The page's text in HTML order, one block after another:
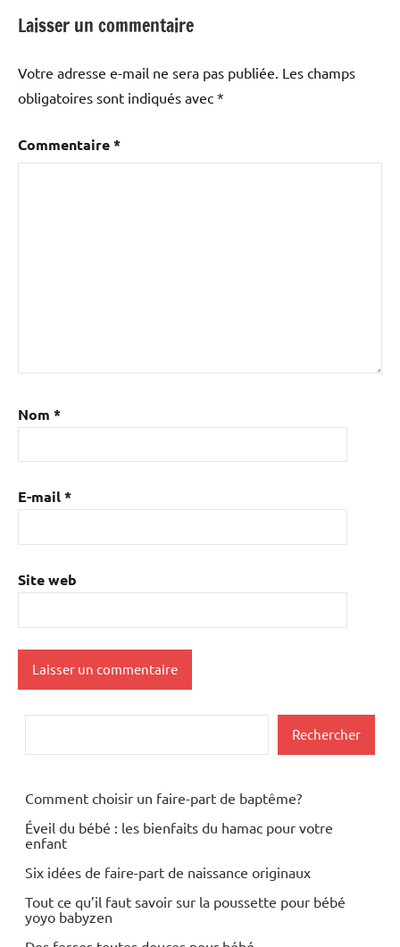
Laisser un commentaire
Votre adresse e-mail ne sera pas publiée. Les champs
obligatoires sont indiqués avec *
Commentaire*
Nom *
E-mail*
Site web
Rechercher
Comment choisir un faire-part de baptême?
Éveil du bébé : les bienfaits du hamac pour votre
enfant
Six idées de faire-part de naissance originaux
Tout ce qu’il faut savoir sur la poussette pour bébé
yoyo babyzen